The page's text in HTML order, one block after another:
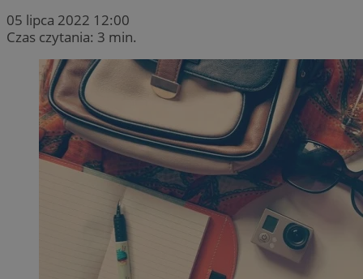
05 lipca 2022 12:00
Czas czytania: 3 min.